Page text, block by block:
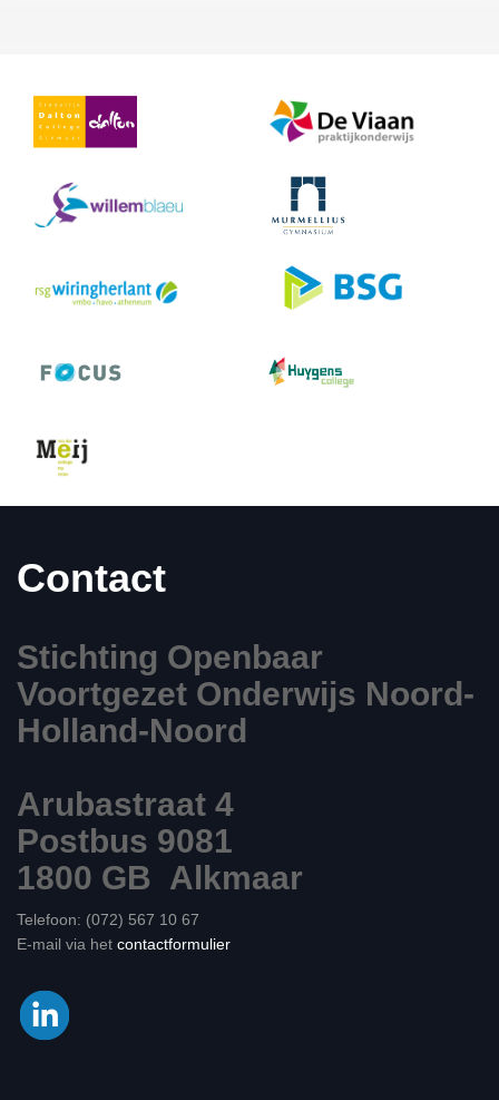
Contact
Stichting Openbaar
Voortgezet Onderwijs Noord-
Holland-Noord
Arubastraat 4
Postbus 9081
1800 GB Alkmaar
Telefoon: (072) 567 10 67
E-mail via het contactformulier